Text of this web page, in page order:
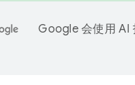
Google 会使用 AI